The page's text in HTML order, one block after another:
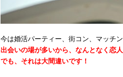
今は婚活パーティー、街コン、マッチ
出会いの場が多いから、なんとなく恋
でも、それは大間違いです！